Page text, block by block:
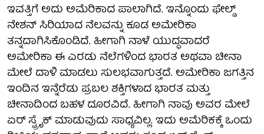
ಇವತ್ತಿಗೆ ಅದು ಅಮೆರಿಕಾದ ಪಾಲಾಗಿದೆ. ಇನ್ನೊಂದು ಫೇಲ್ಡ್
ನೇಶನ್ ಸಿರಿಯಾದ ನೆಲವನ್ನು ಕೂಡ ಅಮೇರಿಕಾ
ತನ್ನದಾಗಿಸಿಕೊಂಡಿದೆ. ಹೀಗಾಗಿ ನಾಳೆ ಯುದ್ಧವಾದರೆ
ಅಮೇರಿಕಾ ಈ ಎರಡು ನೆಲೆಗಳಿಂದ ಭಾರತ ಅಥವಾ ಚೀನಾ
ಮೇಲೆ ದಾಳಿ ಮಾಡಲು ಸುಲಭವಾಗುತ್ತದೆ. ಅಮೇರಿಕಾ ಜಗತ್ತಿನ
ಇಂದಿನ ಇನ್ನೆರೆಡು ಪ್ರಬಲ ಶಕ್ತಿಗಳಾದ ಭಾರತ ಮತ್ತು
ಚೀನಾದಿಂದ ಬಹಳ ದೂರವಿದೆ. ಹೀಗಾಗಿ ನಾವು ಅವರ ಮೇಲೆ
ಏರ್ ಸ್ಟ್ರೈಕ್ ಮಾಡುವುದು ಸಾಧ್ಯವಿಲ್ಲ. ಇದು ಅಮೆರಿಕಕ್ಕೆ ಒಂದು